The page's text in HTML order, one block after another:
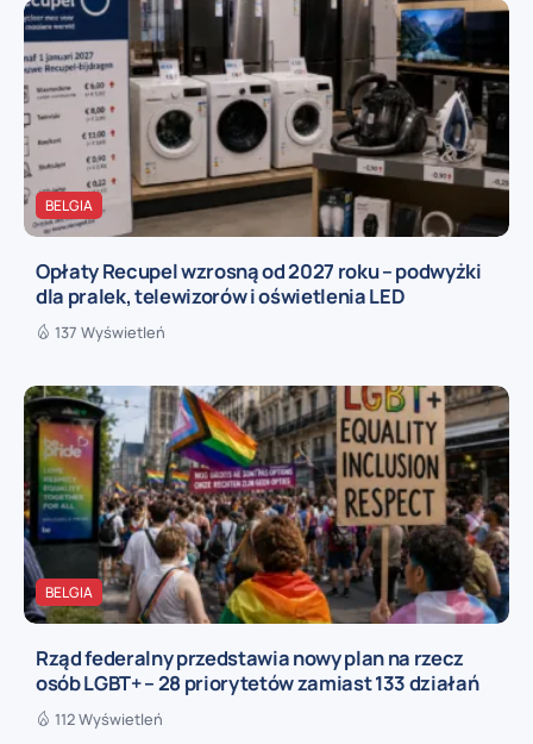
BELGIA
Opłaty Recupel wzrosną od 2027 roku – podwyżki
dla pralek, telewizorów i oświetlenia LED
137 Wyświetleń
BELGIA
Rząd federalny przedstawia nowy plan na rzecz
osób LGBT+ – 28 priorytetów zamiast 133 działań
112 Wyświetleń